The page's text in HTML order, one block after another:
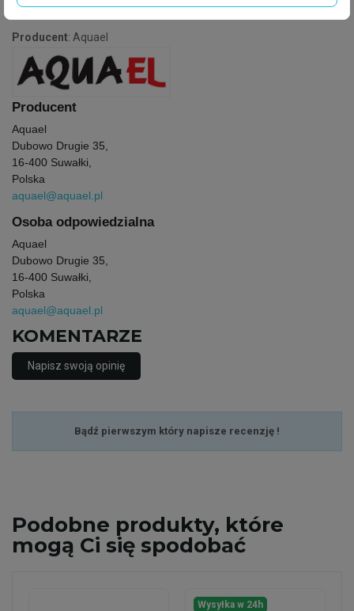
GPSR
Producent: Aquael
Producent
Aquael
Dubowo Drugie 35,
16-400 Suwałki,
Polska
aquael@aquael.pl
Osoba odpowiedzialna
Aquael
Dubowo Drugie 35,
16-400 Suwałki,
Polska
aquael@aquael.pl
KOMENTARZE
Napisz swoją opinię
Bądź pierwszym który napisze recenzję !
Podobne produkty, które
mogą Ci się spodobać
Wysyłka w 24h